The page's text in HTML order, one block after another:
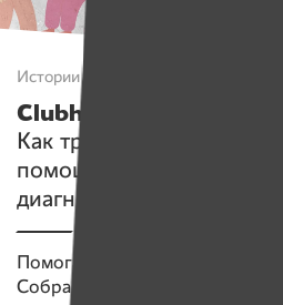
Истории
Clubhouse, о котором
Как три человека
помощи людям с
диагнозами
Помогаем проекту
Собрано